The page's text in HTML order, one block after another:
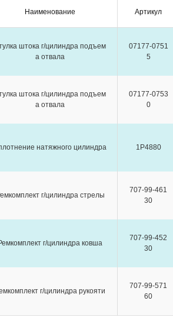
Наименование Артикул
штока г/цилиндра подъем
а отвала
07177-0751
5
штока г/цилиндра подъем
а отвала
07177-0753
0
натяжного цилиндра 1P4880
г/цилиндра стрелы
707-99-461
30
г/цилиндра ковша
707-99-452
30
г/цилиндра рукояти
707-99-571
60